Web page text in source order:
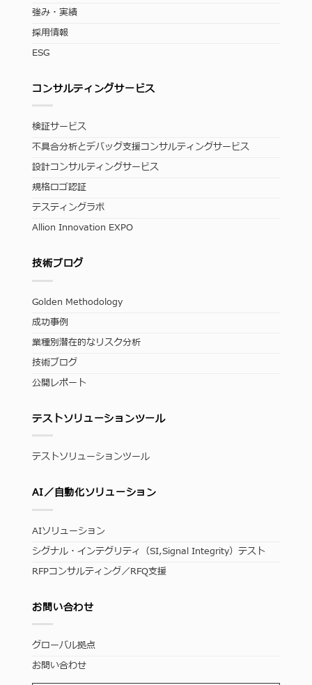
強み・実績
採用情報
ESG
コンサルティングサービス
検証サービス
不具合分析とデバッグ支援コンサルティングサービス
設計コンサルティングサービス
規格ロゴ認証
テスティングラボ
Allion Innovation EXPO
技術ブログ
Golden Methodology
成功事例
業種別潜在的なリスク分析
技術ブログ
公開レポート
テストソリューションツール
テストソリューションツール
AI／自動化ソリューション
AIソリューション
シグナル・インテグリティ（SI,Signal Integrity）テスト
RFPコンサルティング／RFQ支援
お問い合わせ
グローバル拠点
お問い合わせ